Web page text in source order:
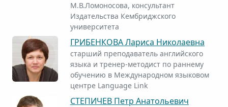
М.В.Ломоносова, консультант
Издательства Кембриджского
университета
ГРИБЕНКОВА Лариса Николаевна
старший преподаватель английского
языка и тренер-методист по раннему
обучению в Международном языковом
центре Language Link
СТЕПИЧЕВ Петр Анатольевич